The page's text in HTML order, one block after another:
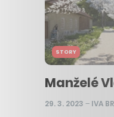
STORY
Manželé
29. 3. 2023 – IVA